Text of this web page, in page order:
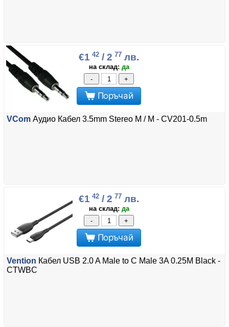
€1 42 / 2 77 лв.
на склад: да
-
+
Поръчай
VCom Аудио Кабел 3.5mm Stereo M / M - CV201-0.5m
€1 42 / 2 77 лв.
на склад: да
-
+
Поръчай
Vention Кабел USB 2.0 A Male to C Male 3A 0.25M Black -
CTWBC